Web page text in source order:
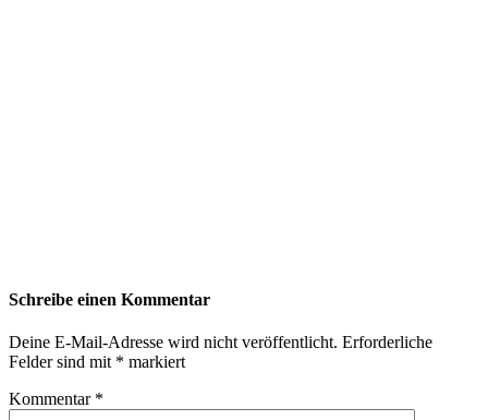
Schreibe einen Kommentar
Deine E-Mail-Adresse wird nicht veröffentlicht. Erforderliche
Felder sind mit * markiert
Kommentar *